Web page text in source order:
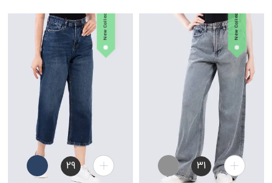
New Collection
31
New Collection
29